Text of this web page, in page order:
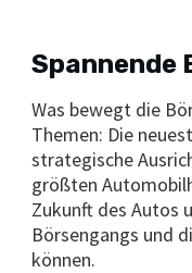
Spannende
Was bewegt die
Themen: Die
strategische
größten
Zukunft des Autos
Börsengangs und
können.